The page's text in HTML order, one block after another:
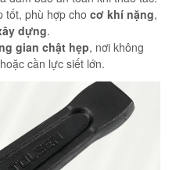
tốt, phù hợp cho cơ khí nặng,
dựng.
gian chật hẹp, nơi không
cần lực siết lớn.